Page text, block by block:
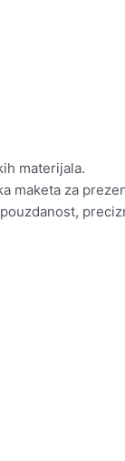
materijala.
za